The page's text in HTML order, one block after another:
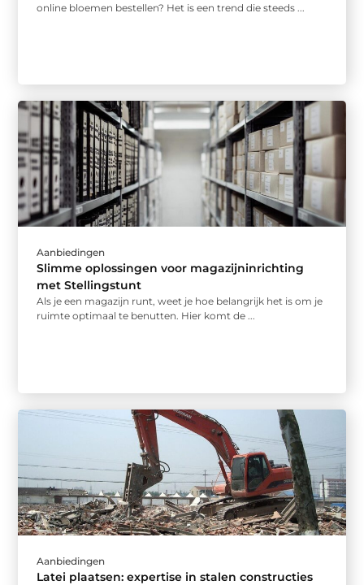
online bloemen bestellen? Het is een trend die steeds ...
Aanbiedingen
Slimme oplossingen voor magazijninrichting
met Stellingstunt
Als je een magazijn runt, weet je hoe belangrijk het is om je
ruimte optimaal te benutten. Hier komt de ...
Aanbiedingen
Latei plaatsen: expertise in stalen constructies